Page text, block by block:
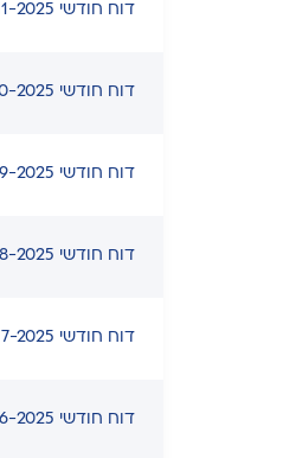
דוח חודשי 11-2025
דוח חודשי 10-2025
דוח חודשי 9-2025
דוח חודשי 8-2025
דוח חודשי 7-2025
דוח חודשי 6-2025